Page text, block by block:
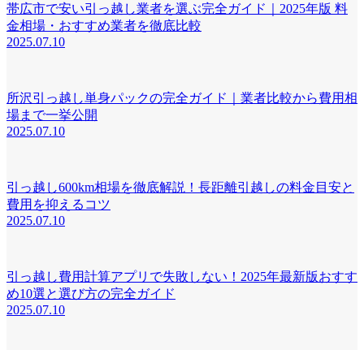
帯広市で安い引っ越し業者を選ぶ完全ガイド｜2025年版 料
金相場・おすすめ業者を徹底比較
2025.07.10
所沢引っ越し単身パックの完全ガイド｜業者比較から費用相
場まで一挙公開
2025.07.10
引っ越し600km相場を徹底解説！長距離引越しの料金目安と
費用を抑えるコツ
2025.07.10
引っ越し費用計算アプリで失敗しない！2025年最新版おすす
め10選と選び方の完全ガイド
2025.07.10